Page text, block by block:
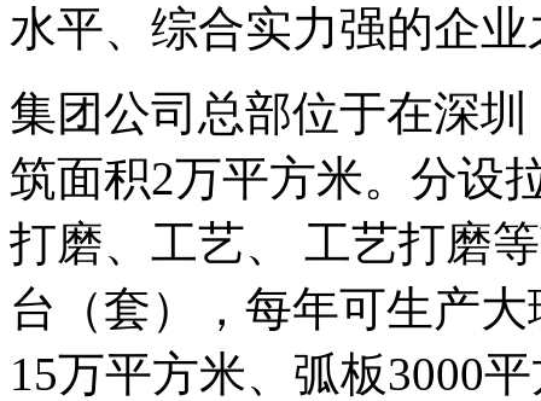
水平、综合实力强的企业
集团公司总部位于在深
筑面积2万平方米。分设
打磨、工艺、 工艺打磨
台（套），每年可生产
15万平方米、弧板3000